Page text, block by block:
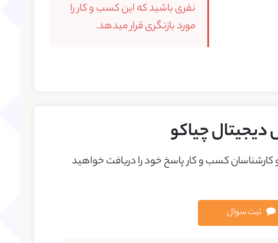
نفری باشید که این کسب و کار را
مورد بازنگری قرار میدهد.
چیاکو
کارشناسان کسب و کار پاسخ خود را دريافت خواهيد
ثبت سوال